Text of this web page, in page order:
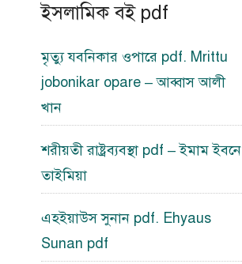
ইসলামিক বই pdf
মৃত্যু যবনিকার ওপারে pdf. Mrittu
jobonikar opare – আব্বাস আলী
খান
শরীয়তী রাষ্ট্রব্যবস্থা pdf – ইমাম ইবনে
তাইমিয়া
এহইয়াউস সুনান pdf. Ehyaus
Sunan pdf